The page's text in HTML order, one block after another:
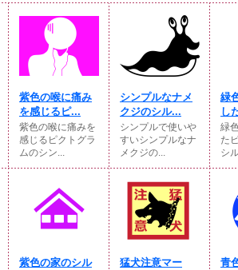
紫色の喉に痛み
を感じるピ...
紫色の喉に痛みを
感じるピクトグラ
ムのシン...
シンプルなナメ
クジのシル...
シンプルで使いや
すいシンプルなナ
メクジの...
緑
し
緑
た
シ
紫色の家のシル
猛犬注意マー
青